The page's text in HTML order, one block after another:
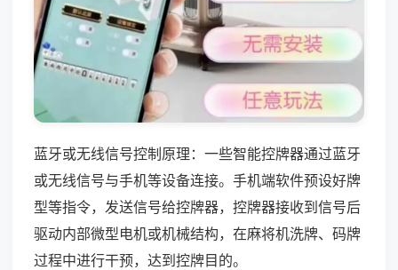
蓝牙或无线信号控制原理：一些智能控牌器通过蓝牙
或无线信号与手机等设备连接。手机端软件预设好牌
型等指令，发送信号给控牌器，控牌器接收到信号后
驱动内部微型电机或机械结构，在麻将机洗牌、码牌
过程中进行干预，达到控牌目的。